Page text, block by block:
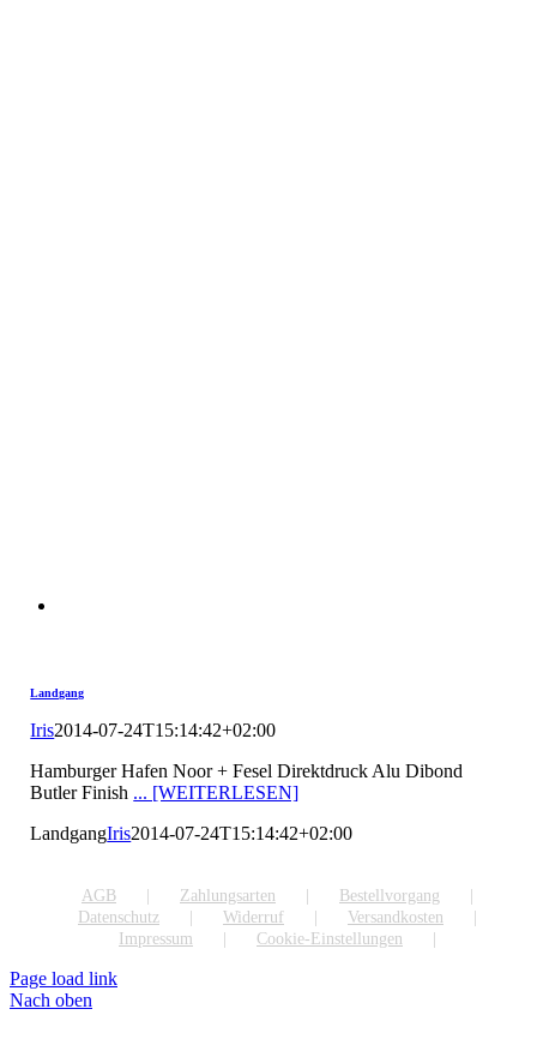
Landgang
Iris2014-07-24T15:14:42+02:00
Hamburger Hafen Noor + Fesel Direktdruck Alu Dibond
Butler Finish ... [WEITERLESEN]
LandgangIris2014-07-24T15:14:42+02:00
AGB Zahlungsarten
Bestellvorgang
Datenschutz
Widerruf
Versandkosten
Impressum
Cookie-Einstellungen
Page load link
Nach oben